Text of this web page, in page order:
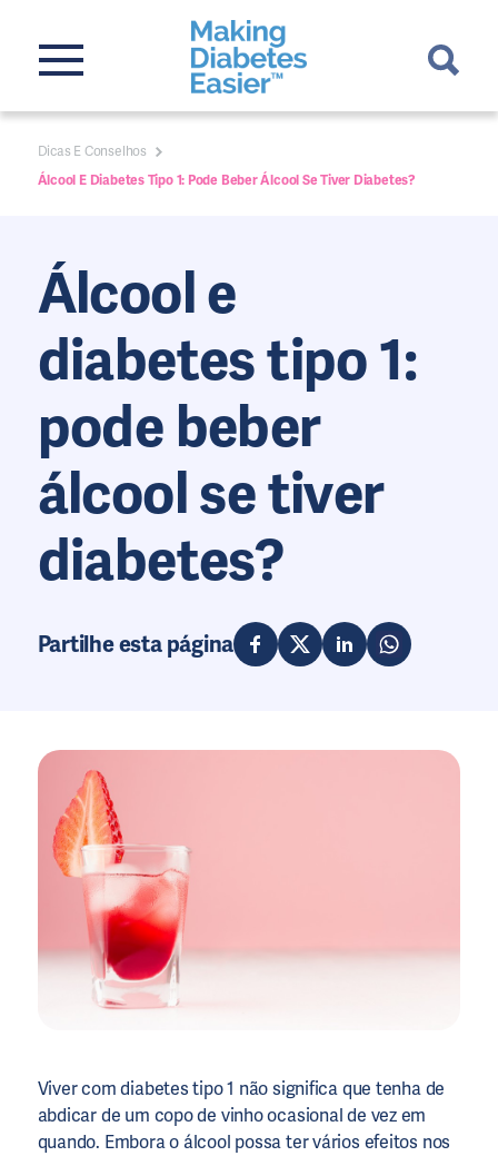
Dicas E Conselhos
Álcool E Diabetes Tipo 1: Pode Beber Álcool Se Tiver Diabetes?
Álcool e
diabetes tipo 1:
pode beber
álcool se tiver
diabetes?
Partilhe esta página
Viver com diabetes tipo 1 não significa que tenha de
abdicar de um copo de vinho ocasional de vez em
quando. Embora o álcool possa ter vários efeitos nos